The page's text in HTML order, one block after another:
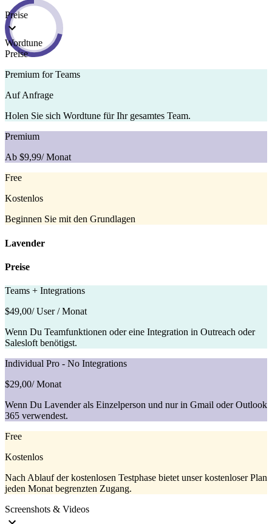
Preise
Wordtune
Preise
Premium for Teams
Auf Anfrage
Holen Sie sich Wordtune für Ihr gesamtes Team.
Premium
Ab $9,99/ Monat
Free
Kostenlos
Beginnen Sie mit den Grundlagen
Lavender
Preise
Teams + Integrations
$49,00/ User / Monat
Wenn Du Teamfunktionen oder eine Integration in Outreach oder
Salesloft benötigst.
Individual Pro - No Integrations
$29,00/ Monat
Wenn Du Lavender als Einzelperson und nur in Gmail oder Outlook
365 verwendest.
Free
Kostenlos
Nach Ablauf der kostenlosen Testphase bietet unser kostenloser Plan
jeden Monat begrenzten Zugang.
Screenshots & Videos